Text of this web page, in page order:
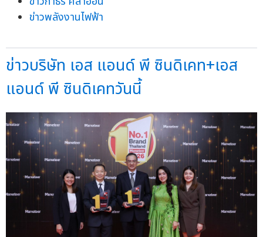
ข่าวพลังงานไฟฟ้า
ข่าวบริษัท เอส แอนด์ พี ซินดิเคท+เอส
แอนด์ พี ซินดิเคทวันนี้